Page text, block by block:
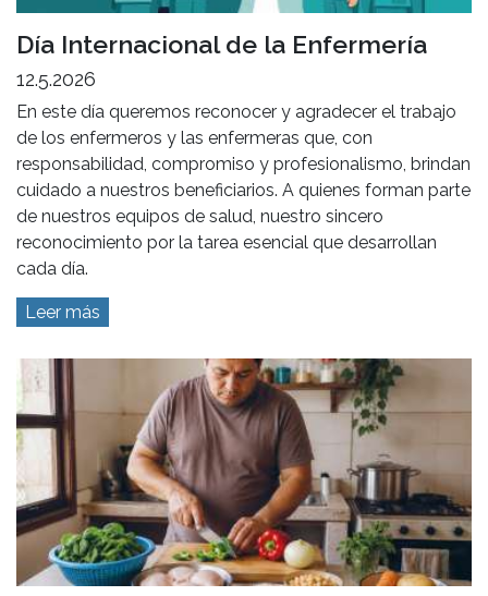
Día Internacional de la Enfermería
12.5.2026
En este día queremos reconocer y agradecer el trabajo
de los enfermeros y las enfermeras que, con
responsabilidad, compromiso y profesionalismo, brindan
cuidado a nuestros beneficiarios. A quienes forman parte
de nuestros equipos de salud, nuestro sincero
reconocimiento por la tarea esencial que desarrollan
cada día.
Leer más